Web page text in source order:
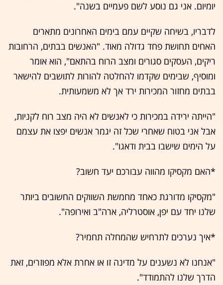
יומיום. אני גם נוסע לשם פעמיים בשנה".
לדבריו, בשיחה שקיים עמם בימים האחרונים מתארים
האחים תחושת פחד גדולה מאוד. "האנשים בבתים, הרחובות
ריקים, העסקים סגורים ומצב הרוח בהתאם", הוא אומר
ומוסיף, שבימים שקדמו להחלטה להורות לתושבים להישאר
בבתים מחזור המכירות ירד אך לא משמעותית.
"הייתה ירידה במכירות כי לאנשים לא היה מצב רוח לקניות,
אבל אני בטוח שאחרי שכל זה יגמר אנשים יפצו את עצמם
על הימים שישבו בבית ודאגו".
*האם מקסיקו מהווה עבורכם יעד חשוב?
"מקסיקו מדורגת כאחד מחמשת השווקים החשובים ביותר
שלנו יחד עם יפן, אוסטרליה, ארה"ב ואירופה".
*איך נערכים לתרחיש שהמחלה תחמיר?
"אנחנו לא נשענים על מדינה זו או אחרת אלא מפוזרים, זאת
הדרך שלנו להתמודד".